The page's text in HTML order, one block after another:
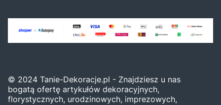
© 2024 Tanie-Dekoracje.pl - Znajdziesz u nas
bogatą ofertę artykułów dekoracyjnych,
florystycznych, urodzinowych, imprezowych,